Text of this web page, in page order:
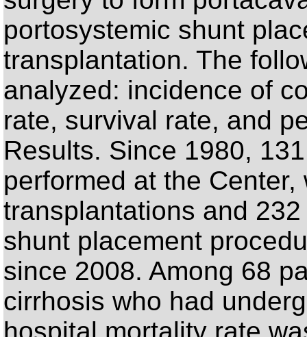
portosystemic shunt
transplantation. The
analyzed: incidence of
rate, survival rate, and
Results. Since 1980,
performed at the
transplantations and
shunt placement
since 2008. Among 68
cirrhosis who had